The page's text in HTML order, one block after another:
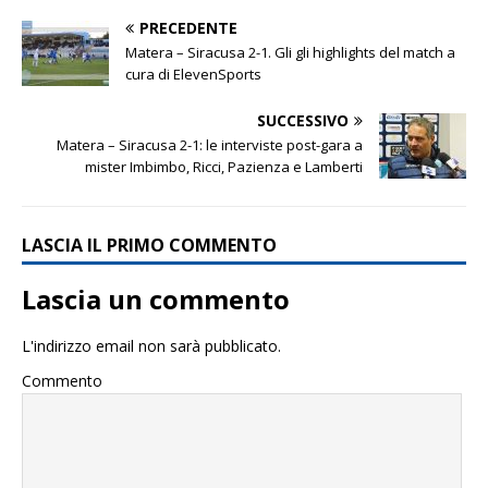
PRECEDENTE
Matera – Siracusa 2-1. Gli gli highlights del match a
cura di ElevenSports
SUCCESSIVO
Matera – Siracusa 2-1: le interviste post-gara a
mister Imbimbo, Ricci, Pazienza e Lamberti
LASCIA IL PRIMO COMMENTO
Lascia un commento
L'indirizzo email non sarà pubblicato.
Commento